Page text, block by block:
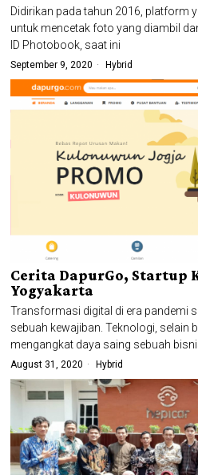
Didirikan pada tahun 2016, platform
untuk mencetak foto yang diambil
ID Photobook, saat ini
September 9, 2020 Hybrid
Cerita DapurGo, Startup
Yogyakarta
Transformasi digital di era pandemi
sebuah kewajiban. Teknologi, selain
mengangkat daya saing sebuah
August 31, 2020 Hybrid